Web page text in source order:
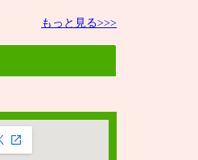
もっと見る>>>